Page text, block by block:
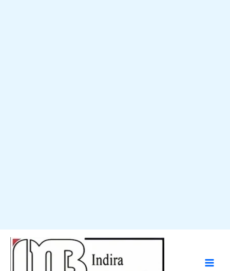
Skip